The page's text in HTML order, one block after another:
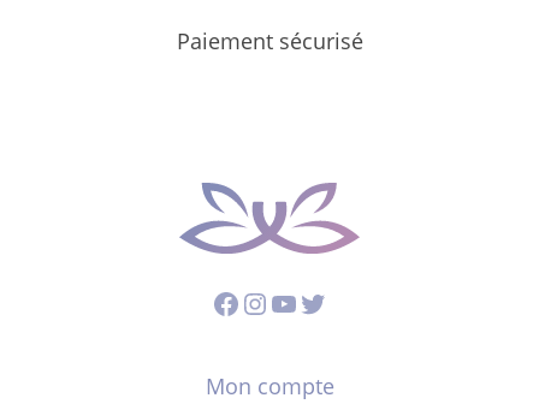
Paiement sécurisé
Facebook
Instagram
YouTube
Twitter
Mon compte